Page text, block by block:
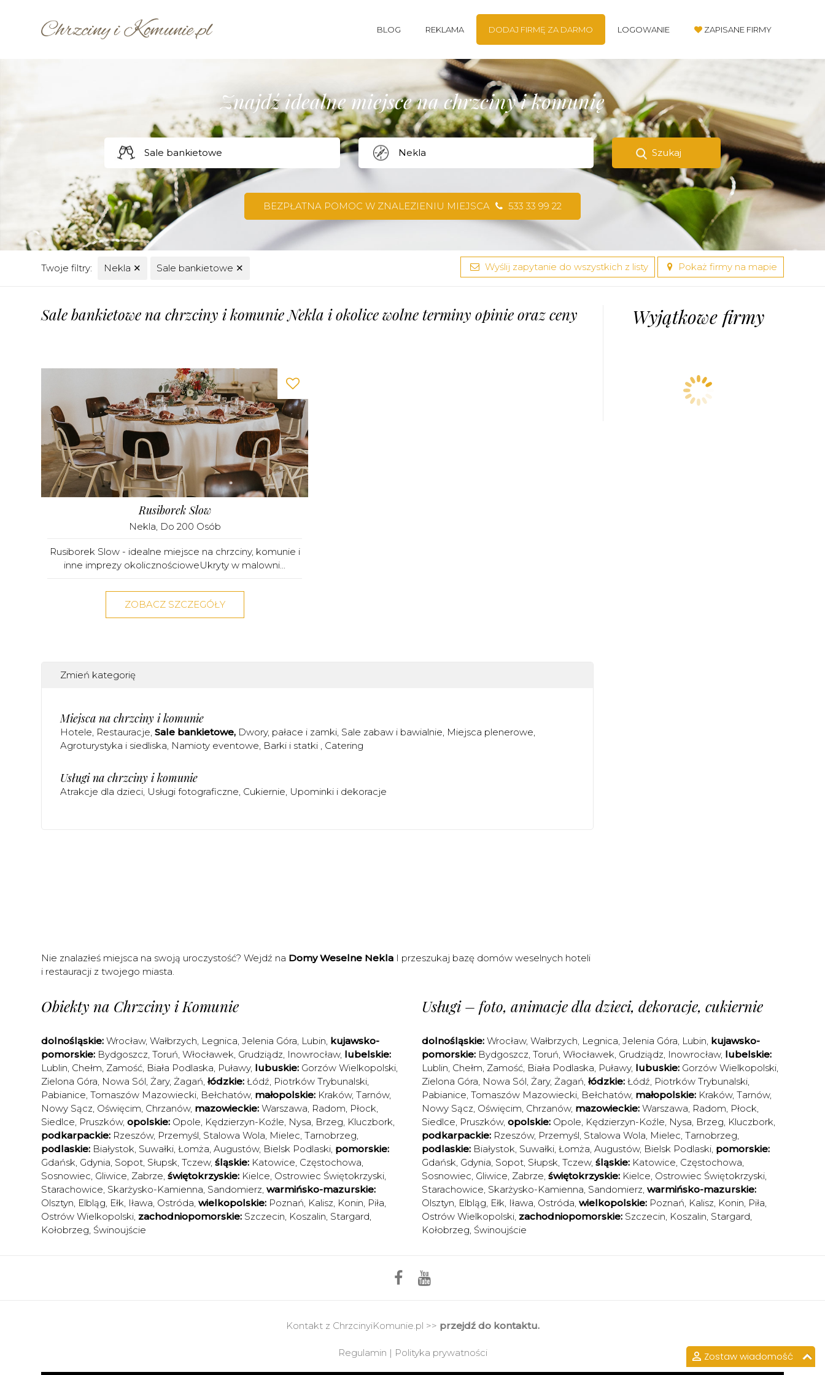
Zostaw wiadomość
BLOG REKLAMA DODAJ FIRMĘ ZA DARMO LOGOWANIE ZAPISANE FIRMY
Znajdź idealne miejsce na chrzciny i komunię
Szukaj
BEZPŁATNA POMOC W ZNALEZIENIU MIEJSCA 533 33 99 22
Twoje filtry: Nekla ✕ Sale bankietowe ✕ Wyślij zapytanie do wszystkich z listy Pokaż firmy na mapie
Sale bankietowe na chrzciny i komunie Nekla i okolice wolne terminy opinie oraz ceny
Rusiborek Slow
Nekla, Do 200 Osób
Rusiborek Slow - idealne miejsce na chrzciny, komunie i
inne imprezy okolicznościoweUkryty w malowni...
ZOBACZ SZCZEGÓŁY
Zmień kategorię
Miejsca na chrzciny i komunie
Hotele Restauracje Sale bankietowe Dwory, pałace i zamki Sale zabaw i bawialnie Miejsca plenerowe
Agroturystyka i siedliska Namioty eventowe Barki i statki Catering
Usługi na chrzciny i komunie
Atrakcje dla dzieci Usługi fotograficzne Cukiernie Upominki i dekoracje
Nie znalazłeś miejsca na swoją uroczystość? Wejdź na Domy Weselne Nekla I przeszukaj bazę domów weselnych hoteli
i restauracji z twojego miasta.
Wyjątkowe firmy
Obiekty na Chrzciny i Komunie
dolnośląskie: Wrocław, Wałbrzych, Legnica, Jelenia Góra, Lubin, kujawsko-
pomorskie: Bydgoszcz, Toruń, Włocławek, Grudziądz, Inowrocław, lubelskie:
Lublin, Chełm, Zamość, Biała Podlaska, Puławy, lubuskie: Gorzów Wielkopolski,
Zielona Góra, Nowa Sól, Żary, Żagań, łódzkie: Łódź, Piotrków Trybunalski,
Pabianice, Tomaszów Mazowiecki, Bełchatów, małopolskie: Kraków, Tarnów,
Nowy Sącz, Oświęcim, Chrzanów, mazowieckie: Warszawa, Radom, Płock,
Siedlce, Pruszków, opolskie: Opole, Kędzierzyn-Koźle, Nysa, Brzeg, Kluczbork,
podkarpackie: Rzeszów, Przemyśl, Stalowa Wola, Mielec, Tarnobrzeg,
podlaskie: Białystok, Suwałki, Łomża, Augustów, Bielsk Podlaski, pomorskie:
Gdańsk, Gdynia, Sopot, Słupsk, Tczew, śląskie: Katowice, Częstochowa,
Sosnowiec, Gliwice, Zabrze, świętokrzyskie: Kielce, Ostrowiec Świętokrzyski,
Starachowice, Skarżysko-Kamienna, Sandomierz, warmińsko-mazurskie:
Olsztyn, Elbląg, Ełk, Iława, Ostróda, wielkopolskie: Poznań, Kalisz, Konin, Piła,
Ostrów Wielkopolski, zachodniopomorskie: Szczecin, Koszalin, Stargard,
Kołobrzeg, Świnoujście
Usługi – foto, animacje dla dzieci, dekoracje, cukiernie
dolnośląskie: Wrocław, Wałbrzych, Legnica, Jelenia Góra, Lubin, kujawsko-
pomorskie: Bydgoszcz, Toruń, Włocławek, Grudziądz, Inowrocław, lubelskie:
Lublin, Chełm, Zamość, Biała Podlaska, Puławy, lubuskie: Gorzów Wielkopolski,
Zielona Góra, Nowa Sól, Żary, Żagań, łódzkie: Łódź, Piotrków Trybunalski,
Pabianice, Tomaszów Mazowiecki, Bełchatów, małopolskie: Kraków, Tarnów,
Nowy Sącz, Oświęcim, Chrzanów, mazowieckie: Warszawa, Radom, Płock,
Siedlce, Pruszków, opolskie: Opole, Kędzierzyn-Koźle, Nysa, Brzeg, Kluczbork,
podkarpackie: Rzeszów, Przemyśl, Stalowa Wola, Mielec, Tarnobrzeg,
podlaskie: Białystok, Suwałki, Łomża, Augustów, Bielsk Podlaski, pomorskie:
Gdańsk, Gdynia, Sopot, Słupsk, Tczew, śląskie: Katowice, Częstochowa,
Sosnowiec, Gliwice, Zabrze, świętokrzyskie: Kielce, Ostrowiec Świętokrzyski,
Starachowice, Skarżysko-Kamienna, Sandomierz, warmińsko-mazurskie:
Olsztyn, Elbląg, Ełk, Iława, Ostróda, wielkopolskie: Poznań, Kalisz, Konin, Piła,
Ostrów Wielkopolski, zachodniopomorskie: Szczecin, Koszalin, Stargard,
Kołobrzeg, Świnoujście
Kontakt z ChrzcinyiKomunie.pl >> przejdź do kontaktu.
Regulamin | Polityka prywatności